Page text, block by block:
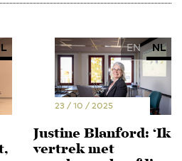
EN NL
23 / 10 / 2025
Justine Blanford: ‘Ik
vertrek met